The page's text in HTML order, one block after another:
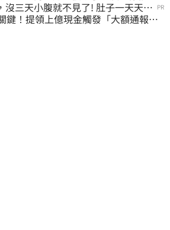
沒三天小腹就不見了! 肚子一天天變 PR
鍵！提領上億現金觸發「大額通報」